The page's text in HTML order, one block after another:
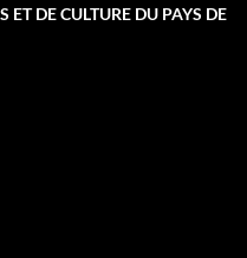
DE CULTURE DU PAYS DE